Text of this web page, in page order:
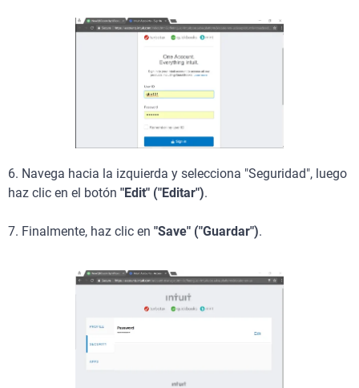
6. Navega hacia la izquierda y selecciona "Seguridad", luego
haz clic en el botón "Edit" ("Editar").
7. Finalmente, haz clic en "Save" ("Guardar").